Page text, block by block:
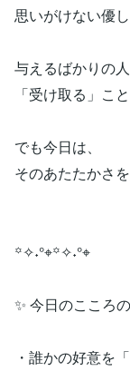
思いがけない優
与えるばかりの人
「受け取る」こ
でも今日は、
そのあたたかさ
꙳✧˖°⌖꙳✧˖°⌖
✨ 今日のこころ
・誰かの好意を